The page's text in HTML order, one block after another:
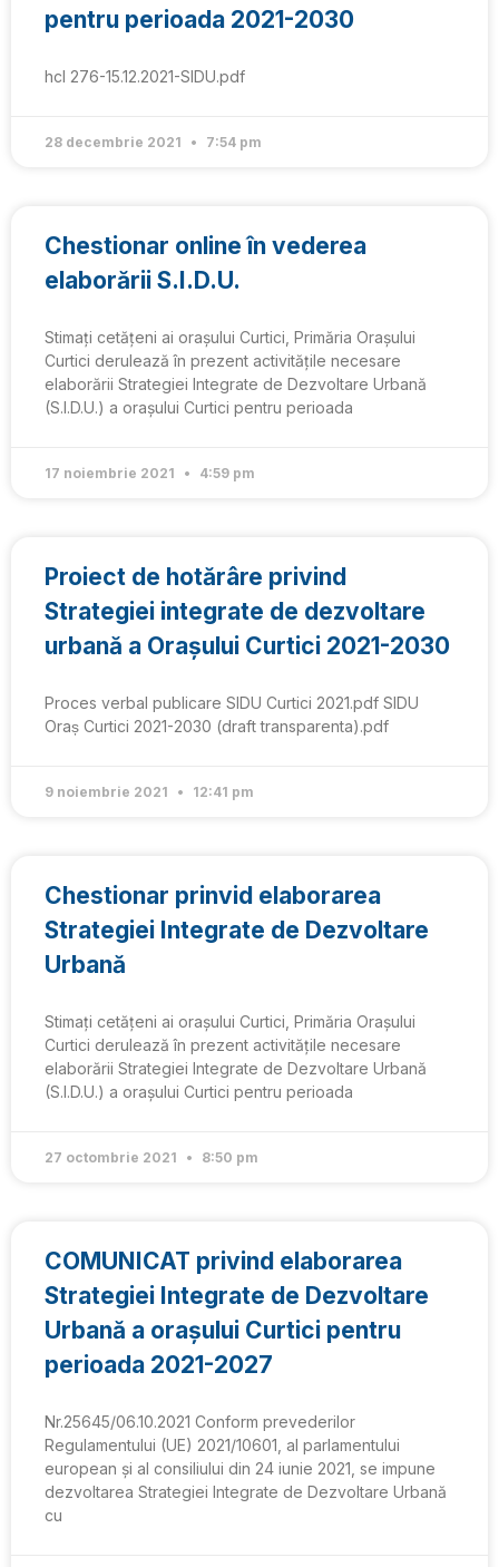
pentru perioada 2021-2030
hcl 276-15.12.2021-SIDU.pdf
28 decembrie 2021 7:54 pm
Chestionar online în vederea
elaborării S.I.D.U.
Stimați cetățeni ai orașului Curtici, Primăria Oraşului
Curtici derulează în prezent activitățile necesare
elaborării Strategiei Integrate de Dezvoltare Urbană
(S.I.D.U.) a orașului Curtici pentru perioada
17 noiembrie 2021 4:59 pm
Proiect de hotărâre privind
Strategiei integrate de dezvoltare
urbană a Orașului Curtici 2021-2030
Proces verbal publicare SIDU Curtici 2021.pdf SIDU
Oraș Curtici 2021-2030 (draft transparenta).pdf
9 noiembrie 2021 12:41 pm
Chestionar prinvid elaborarea
Strategiei Integrate de Dezvoltare
Urbană
Stimați cetățeni ai orașului Curtici, Primăria Oraşului
Curtici derulează în prezent activitățile necesare
elaborării Strategiei Integrate de Dezvoltare Urbană
(S.I.D.U.) a orașului Curtici pentru perioada
27 octombrie 2021 8:50 pm
COMUNICAT privind elaborarea
Strategiei Integrate de Dezvoltare
Urbană a orașului Curtici pentru
perioada 2021-2027
Nr.25645/06.10.2021 Conform prevederilor
Regulamentului (UE) 2021/10601, al parlamentului
european și al consiliului din 24 iunie 2021, se impune
dezvoltarea Strategiei Integrate de Dezvoltare Urbană
cu